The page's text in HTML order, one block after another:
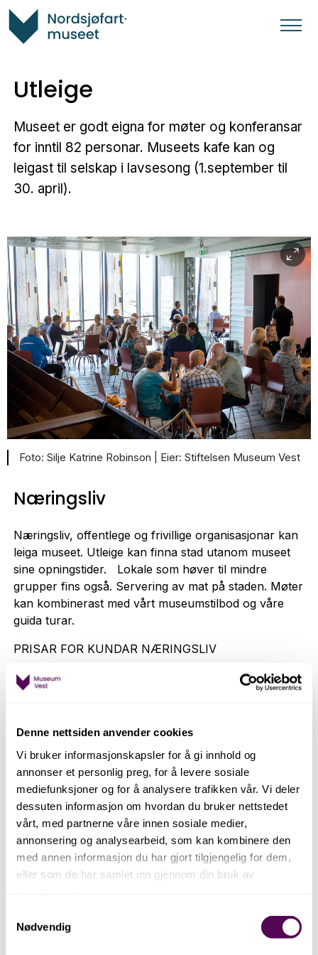
Denne nettsiden anvender cookies
Vi bruker informasjonskapsler for å gi innhold og
annonser et personlig preg, for å levere sosiale
mediefunksjoner og for å analysere trafikken vår. Vi deler
dessuten informasjon om hvordan du bruker nettstedet
vårt, med partnerne våre innen sosiale medier,
annonsering og analysearbeid, som kan kombinere den
med annen informasjon du har gjort tilgjengelig for dem,
eller som de har samlet inn gjennom din bruk av
Nødvendig
Utleige
Museet er godt eigna for møter og konferansar
for inntil 82 personar. Museets kafe kan og
leigast til selskap i lavsesong (1.september til
30. april).
Silje Katrine Robinson | Stiftelsen Museum Vest
Næringsliv
Næringsliv, offentlege og frivillige organisasjonar kan
leiga museet. Utleige kan finna stad utanom museet
sine opningstider. Lokale som høver til mindre
grupper fins også. Servering av mat på staden. Møter
kan kombinerast med vårt museumstilbod og våre
guida turar.
PRISAR FOR KUNDAR NÆRINGSLIV
LOKALE PRIS KAPASITET
Auditorium 4000 84
Konferanserom 2500 15
Heile museet 8500 84
Tillegg for leige utover oppgitt tidspunkt er kr. 1500 i
Kontakt museet for bestilling av mat og drikke.